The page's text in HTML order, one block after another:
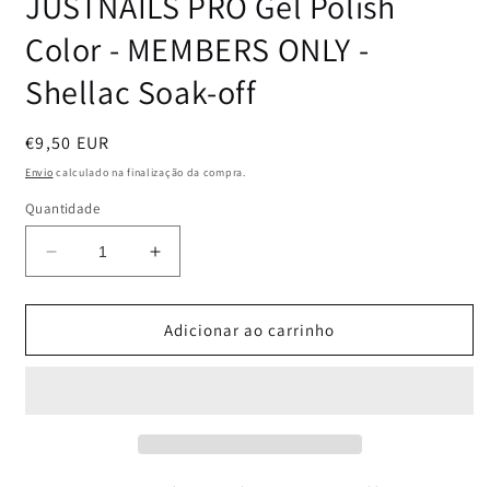
Color - MEMBERS ONLY -
Shellac Soak-off
Preço
normal
€9,50 EUR
Envio calculado na finalização da compra.
Quantidade
Diminuir
a
quantidade
JUSTNAILS
Aumentar
a
quantidade
de
JUSTNAILS
Adicionar ao carrinho